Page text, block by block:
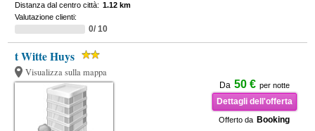
Distanza dal centro città: 1.12 km
Valutazione clienti:
0/ 10
t Witte Huys
Visualizza sulla mappa
Da 50 € per notte
Dettagli dell'offerta
Offerto da Booking